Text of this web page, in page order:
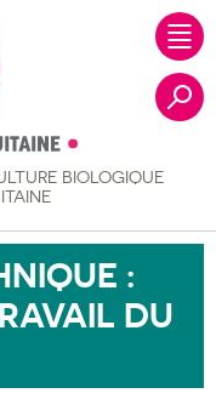
BIOLOGIQUE
:
DU